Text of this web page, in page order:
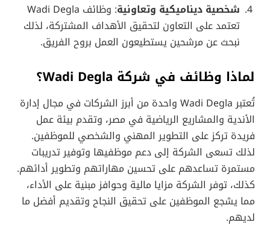
شخصية ديناميكية وتعاونية
: وظائف Wadi Degla
تعتمد على التعاون لتحقيق الأهداف المشتركة، لذلك
نبحث عن مرشحين يستطيعون العمل بروح الفريق.
لماذا وظائف في شركة Wadi Degla؟
تُعتبر Wadi Degla واحدة من أبرز الشركات في مجال إدارة
الأندية والمشاريع الرياضية في مصر، وتقدم بيئة عمل
فريدة تركز على التطوير المهني والشخصي للموظفين.
لذلك تسعى الشركة إلى دعم موظفيها وتوفير تدريبات
مستمرة تساعدهم على تحسين مهاراتهم وتطوير أدائهم.
كذلك، توفر الشركة مزايا مالية وحوافز مبنية على الأداء،
مما يشجع الموظفين على تحقيق النجاح وتقديم أفضل ما
لديهم.